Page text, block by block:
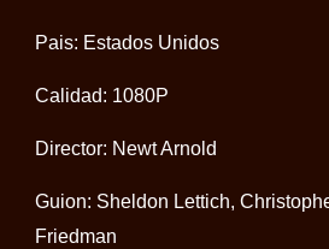
Pais: Estados Unidos
Calidad: 1080P
Director: Newt Arnold
Guion: Sheldon Lettich,
Friedman